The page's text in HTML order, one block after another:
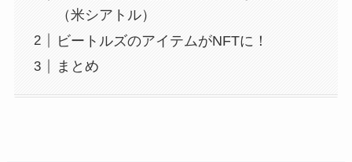
（米シアトル）
ビートルズのアイテムがNFTに！
まとめ